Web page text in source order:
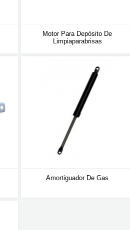
Motor Para Depósito De
Limpiaparabrisas
Amortiguador De Gas